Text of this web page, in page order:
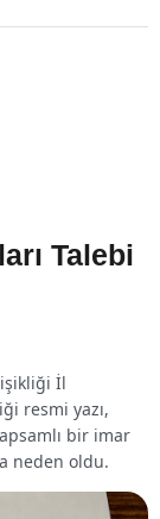
Talebi
İl
resmi yazı,
bir imar
neden oldu.